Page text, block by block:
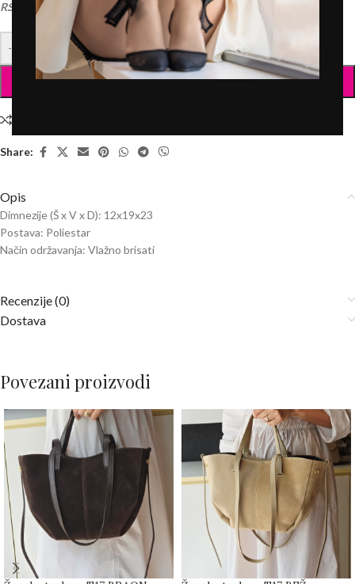
RSD.
-
DODAJ U KORPU
Share:
Opis
Dimnezije (Š x V x D): 12x19x23
Postava: Poliestar
Način održavanja: Vlažno brisati
Recenzije (0)
Dostava
Povezani proizvodi